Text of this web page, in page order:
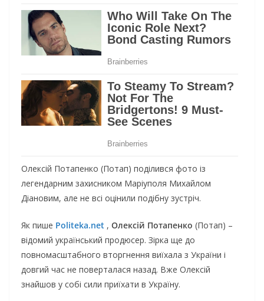
Олексій Потапенко (Потап) поділився фото із
легендарним захисником Маріуполя Михайлом
Діановим, але не всі оцінили подібну зустріч.
Як пише Politeka.net , Олексій Потапенко (Потап) –
відомий український продюсер. Зірка ще до
повномасштабного вторгнення виїхала з України і
довгий час не поверталася назад. Вже Олексій
знайшов у собі сили приїхати в Україну.